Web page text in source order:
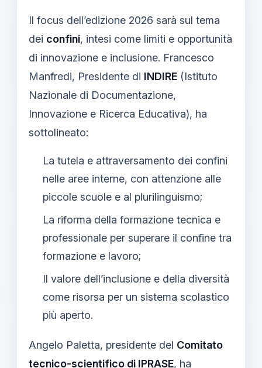
Il focus dell’edizione 2026 sarà sul tema
dei confini, intesi come limiti e opportunità
di innovazione e inclusione. Francesco
Manfredi, Presidente di INDIRE (Istituto
Nazionale di Documentazione,
Innovazione e Ricerca Educativa), ha
sottolineato:
La tutela e attraversamento dei confini
nelle aree interne, con attenzione alle
piccole scuole e al plurilinguismo;
La riforma della formazione tecnica e
professionale per superare il confine tra
formazione e lavoro;
Il valore dell’inclusione e della diversità
come risorsa per un sistema scolastico
più aperto.
Angelo Paletta, presidente del Comitato
tecnico-scientifico di IPRASE, ha